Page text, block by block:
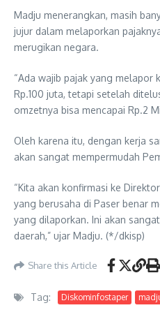
Madju menerangkan, masih
jujur dalam melaporkan
merugikan negara.
“Ada wajib pajak yang melapor
Rp.100 juta, tetapi setelah
omzetnya bisa mencapai Rp.2
Oleh karena itu, dengan kerja
akan sangat mempermudah
“Kita akan konfirmasi ke
yang berusaha di Paser benar
yang dilaporkan. Ini akan
daerah,” ujar Madju. (*/dkisp)
Share this Article
Tag: Diskominfostaper